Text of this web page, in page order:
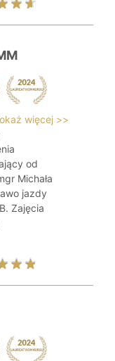
więcej >>
od
Michała
jazdy
Zajęcia